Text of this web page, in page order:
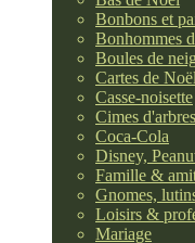
Bonbons et
Bonhommes
Boules de
Cartes de Noël
Casse-noisette
Cimes d'arbres
Coca-Cola
Disney,
Famille &
Gnomes,
Loisirs &
Mariage